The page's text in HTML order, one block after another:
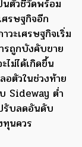
นตัวชี้วัดพร้อม
รษฐกิจอีก
วะเศรษฐกิจเริ่ม
รถูกบังคับขาย
ม่ได้เกิดขึ้น
ตัวในช่วงท้าย
Sideway ต่ำ
รับลดอันดับ
นควร